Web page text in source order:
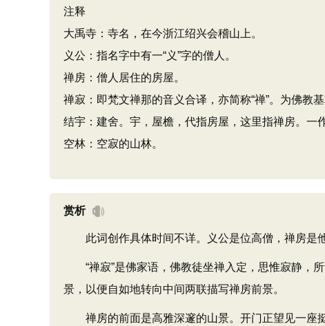
注释
大禹寺：寺名，在今浙江绍兴会稽山上。
义公：指名字中有一“义”字的僧人。
禅房：僧人居住的房屋。
禅寂：即梵文禅那的音义合译，亦简称“禅”。为佛教
结宇：建舍。宇，屋檐，代指房屋，这里指禅房。一作
空林：空寂的山林。
赏析
此词创作具体时间不详。义公是位高僧，禅房是他
“禅寂”是佛家语，佛教徒坐禅入定，思惟寂静，所
景，以便自如地转向中间两联描写禅房前景。
禅房的前面是高雅深邃的山景。开门正望见一座